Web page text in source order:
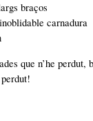
braços
carnadura
que n’he perdut,